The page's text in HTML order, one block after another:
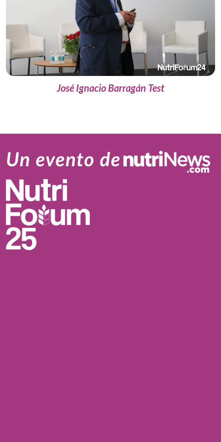
José Ignacio Barragán Test